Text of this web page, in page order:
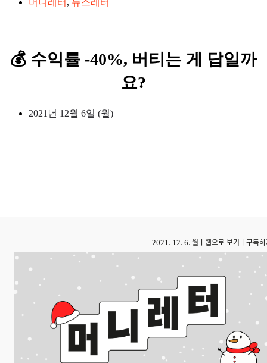
💰 수익률 -40%, 버티는 게 답일까
요?
2021년 12월 6일 (월)
2021. 12. 6. 월ㅣ 웹으로 보기 ㅣ 구독